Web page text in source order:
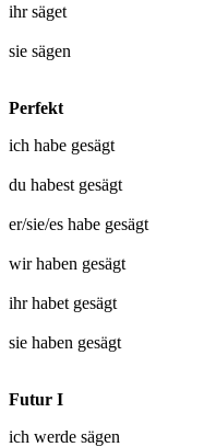
ihrsäget
sie sägen
Perfekt
ich habe gesägt
du habest gesägt
er/sie/es habe gesägt
wir haben gesägt
ihr habet gesägt
sie haben gesägt
Futur I
ich werde sägen